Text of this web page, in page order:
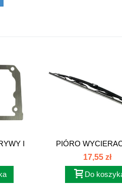
I
PIÓRO
17,55 zł
Do